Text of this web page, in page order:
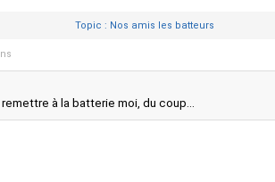
Topic : Nos amis les batteurs
à la batterie moi, du coup...